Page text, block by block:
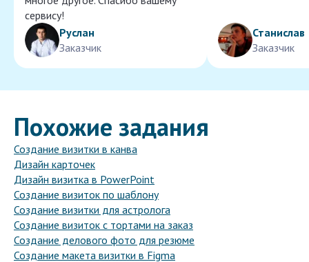
сервису!
Руслан
Заказчик
Станислав
Заказчик
Похожие задания
Создание визитки в канва
Дизайн карточек
Дизайн визитка в PowerPoint
Создание визиток по шаблону
Создание визитки для астролога
Создание визиток с тортами на заказ
Создание делового фото для резюме
Создание макета визитки в Figma